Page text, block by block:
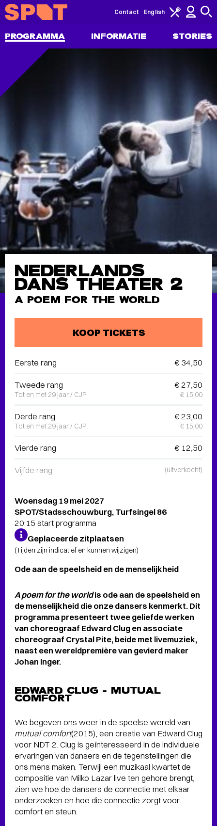
PROGRAMMA INFORMATIE STORIES
Contact English
NEDERLANDS
DANS THEATER 2
A POEM FOR THE WORLD
Woensdag 19 mei 2027
SPOT/Stadsschouwburg, Turfsingel 86
20:15 start programma
Geplaceerde zitplaatsen
(Tijden zijn indicatief en kunnen wijzigen)
Ode aan de speelsheid en de menselijkheid
A poem for the worldis ode aan de speelsheid en
de menselijkheid die onze dansers kenmerkt. Dit
programma presenteert twee geliefde werken
van choreograaf Edward Clug en associate
choreograaf Crystal Pite, beide met livemuziek,
naast een wereldpremière van gevierd maker
Johan Inger.
EDWARD CLUG – MUTUAL
COMFORT
We begeven ons weer in de speelse wereld van
mutual comfort(2015), een creatie van Edward Clug
voor NDT 2. Clug is geïnteresseerd in de individuele
ervaringen van dansers en de tegenstellingen die
ons mens maken. Terwijl een muzikaal kwartet de
compositie van Milko Lazar live ten gehore brengt,
zien we hoe de dansers de connectie met elkaar
onderzoeken en hoe die connectie zorgt voor
comfort en steun.
KOOP TICKETS
Eerste rang € 34,50
Tweede rang € 27,50
Tot en met 29 jaar / CJP € 15,00
Derde rang € 23,00
Tot en met 29 jaar / CJP € 15,00
Vierde rang € 12,50
Vijfde rang (uitverkocht)